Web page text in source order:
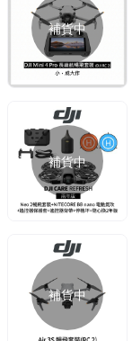
補貨中
補貨中
補貨中